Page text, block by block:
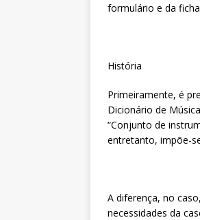
formulário e da
História
Primeiramente, é
Dicionário de
“Conjunto de
entretanto, impõe-
A diferença, no
necessidades da